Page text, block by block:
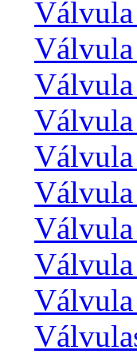
Válvula
Válvula
Válvula
Válvula
Válvula
Válvula
Válvula